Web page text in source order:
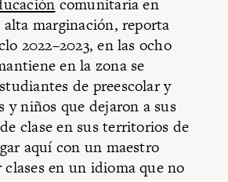
comunitaria en
marginación, reporta
2022–2023, en las ocho
en la zona se
de preescolar y
y niños que dejaron a sus
clase en sus territorios de
aquí con un maestro
en un idioma que no